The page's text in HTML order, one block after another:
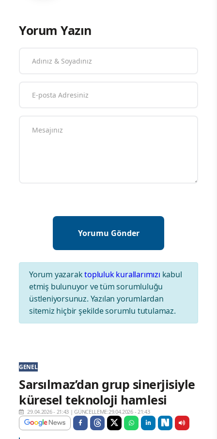
Yorum Yazın
Yorum yazaraktopluluk kurallarımızı kabul
etmiş bulunuyor ve tüm sorumluluğu
üstleniyorsunuz. Yazılan yorumlardan
sitemiz hiçbir şekilde sorumlu tutulamaz.
GENEL
Sarsılmaz’dan grup sinerjisiyle
küresel teknoloji hamlesi
29.04.2026 - 21:43 |GÜNCELLEME:29.04.2026 - 21:43